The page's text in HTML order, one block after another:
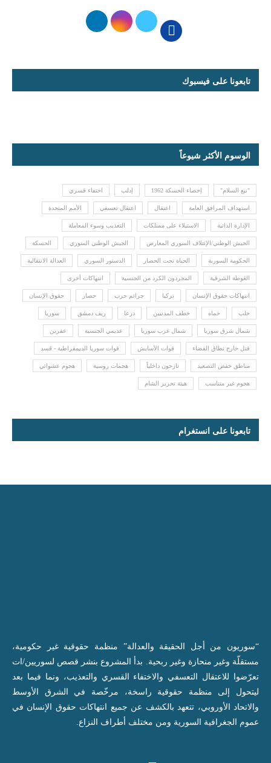
تابعونا على فيسبوك
الوسوم الأكثر شيوعاً
"نبع السلام" إحصاء الحسكة 1962 إدلب اختفاء قسري
استهداف المرافق العامة اعتقال اعتقال تعسفي الأمم المتحدة
الإدارة الذاتية الاستيلاء على ممتلكات التعذيب وسوء المعاملة
الجيش الوطني/الإئتلاف السوري المعارض الجيش الوطني السوري الحسكة
الحكومة السورية الحياة تحت الحصار الدستور السوري العدالة الانتقالية
الغوطة الشرقية المجردون الكرد من الجنسية انتهاكات أخرى
انتهاكات حقوق الإنسان تركيا جرائم حرب حصار حقوق الإنسان
حلب حماه خطف المدنيين درعا ريف دمشق سوريا
شمال شرق سوريا شمال غرب سوريا عديمي الجنسية عفرين
قتل خارج نطاق القضاء قوات الأسايش قوات سوريا الديمقراطية - قسد
مناطق خفض التصعيد نازحون داخلياً هجمات روسية هجوم عشوائي
هجوم غير متناسب هيئة تحرير الشام
تابعونا على انستغرام
“سوريون من أجل الحقيقة والعدالة” منظمة حقوقية غير حكومية،
مستقلّة وغير منحازة وغير ربحية. بدأ المشروع بنشر قصص لسوريين/ات
تعرّضوا للاعتقال التعسفي والاختفاء القسري والتعذيب، ونما فيما بعد
ليتحول إلى منظمة حقوقية راسخة، مرخّصة في الشرق الأوسط
والاتحاد الأوروبي، تتعهد بالكشف عن جميع انتهاكات حقوق الإنسان في
عموم الجغرافية السورية ومن مختلف أطراف النزاع.